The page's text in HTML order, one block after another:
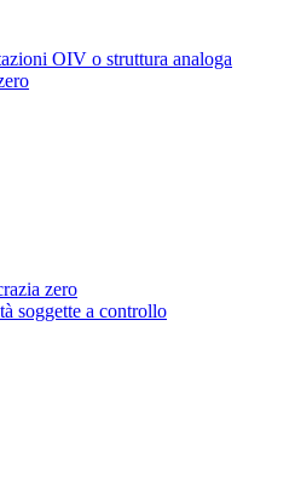
OIV o struttura analoga
zero
soggette a controllo